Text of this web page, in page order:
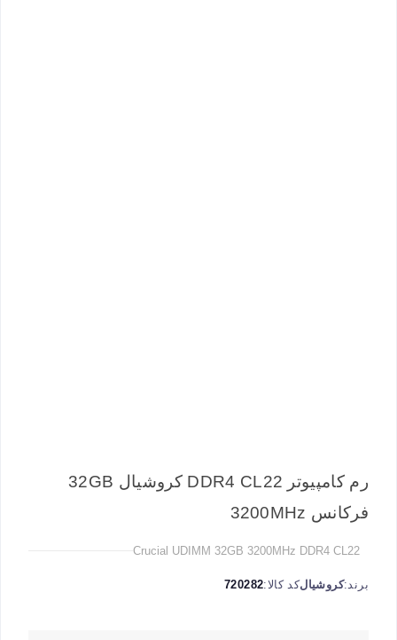
رم کامپیوتر DDR4 CL22 کروشیال 32GB
فرکانس 3200MHz
Crucial UDIMM 32GB 3200MHz DDR4 CL22
برند:کروشیالکد کالا:720282